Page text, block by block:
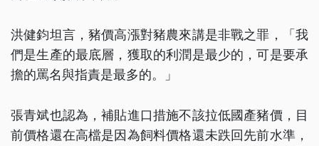
洪健鈞坦言，豬價高漲對豬農來講是非戰之罪，「我
們是生產的最底層，獲取的利潤是最少的，可是要承
擔的罵名與指責是最多的。」
張青斌也認為，補貼進口措施不該拉低國產豬價，目
前價格還在高檔是因為飼料價格還未跌回先前水準，